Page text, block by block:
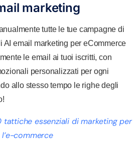
marketing
tutte le tue campagne di
AI email marketing per eCommerce
le email ai tuoi iscritti, con
personalizzati per ogni
allo stesso tempo le righe degli
tattiche essenziali di marketing per
l’e-commerce